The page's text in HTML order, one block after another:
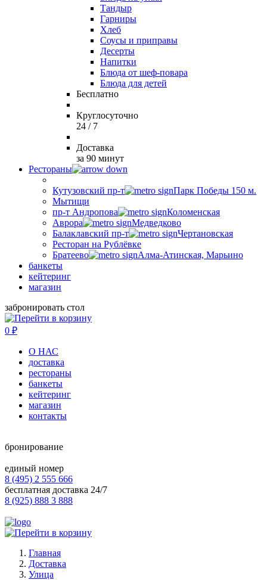
Тандыр
Гарниры
Хлеб
Соусы и приправы
Десерты
Напитки
Блюда от шеф-повара
Блюда для детей
Бесплатно
Круглосуточно
24 / 7
Доставка
за 90 минут
Рестораны
Кутузовский пр-т
Парк Победы 150 м.
Мытищи
пр-т Андропова
Коломенская
Аврора
Медведково
Балаклавский пр-т
Чертановская
Ресторан на Рублёвке
Братеево
Алма-Атинская, Марьино
банкеты
кейтеринг
магазин
забронировать стол
0 ₽
О НАС
доставка
рестораны
банкеты
кейтеринг
магазин
контакты
бронирование
единый номер
8 (495) 2 555 666
бесплатная доставка 24/7
8 (925) 888 3 888
Главная
Доставка
Улица